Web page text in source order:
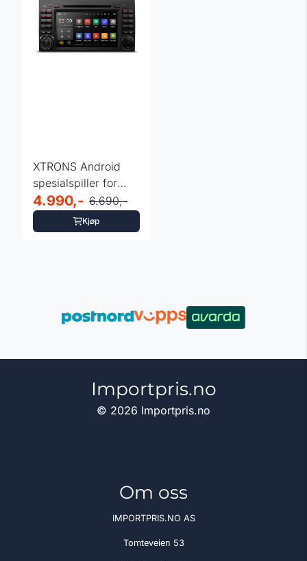
XTRONS Android
spesialspiller for
Mercedes W169,
W245 ...
4.990,- 6.690,-
Kjøp
Importpris.no
© 2026 Importpris.no
Om oss
IMPORTPRIS.NO AS
Tomteveien 53